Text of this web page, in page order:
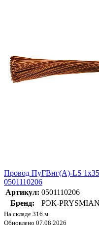
Провод ПуГВнг(А)-LS
0501110206
Артикул: 0501110206
Бренд:
РЭК-PRYSMIAN
На складе 316 м
Обновлено 07.08.2026